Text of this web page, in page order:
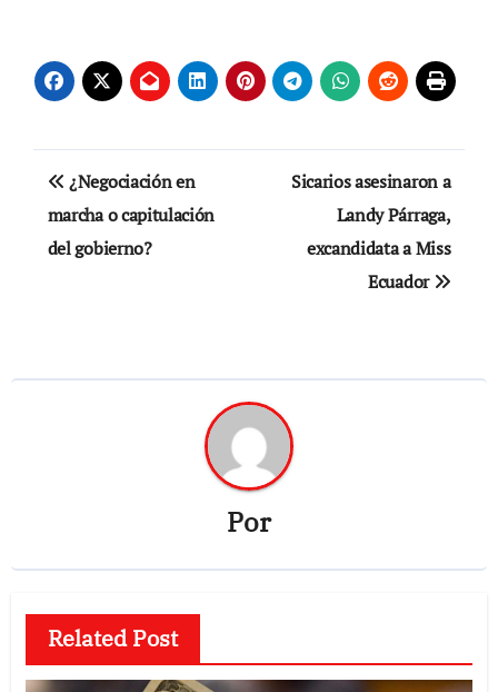
Navegación
de
entradas
¿Negociación en
marcha o capitulación
del gobierno?
Sicarios asesinaron a
Landy Párraga,
excandidata a Miss
Ecuador
Por
Related Post